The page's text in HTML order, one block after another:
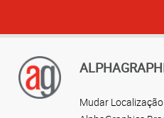
Mudar Localização